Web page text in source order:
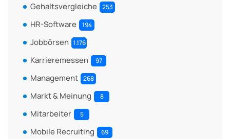
Gehaltsvergleiche 253
HR-Software 194
Jobbörsen 1.176
Karrieremessen 97
Management 268
Markt & Meinung 8
Mitarbeiter 5
Mobile Recruiting 69